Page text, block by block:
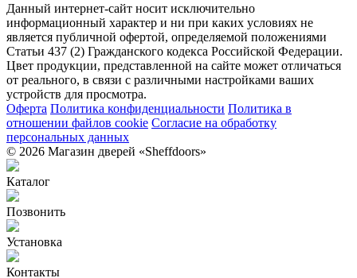
Данный интернет-сайт носит исключительно
информационный характер и ни при каких условиях не
является публичной офертой, определяемой положениями
Статьи 437 (2) Гражданского кодекса Российской Федерации.
Цвет продукции, представленной на сайте может отличаться
от реального, в связи с различными настройками ваших
устройств для просмотра.
Оферта Политика конфиденциальности Политика в
отношении файлов cookie Согласие на обработку
персональных данных
© 2026 Магазин дверей «Sheffdoors»
Каталог
Позвонить
Установка
Контакты